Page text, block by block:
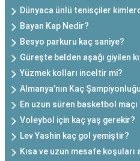
Dünyaca ünlü tenisçiler
Bayan Kap Nedir?
Besyo parkuru kaç saniye?
Güreşte belden aşağı giyilen
Yüzmek kolları inceltir mi?
Almanya'nın Kaç
En uzun süren basketbol
Voleybol için kaç yaş gerekir?
Lev Yashin kaç gol yemiştir?
Kısa ve uzun mesafe